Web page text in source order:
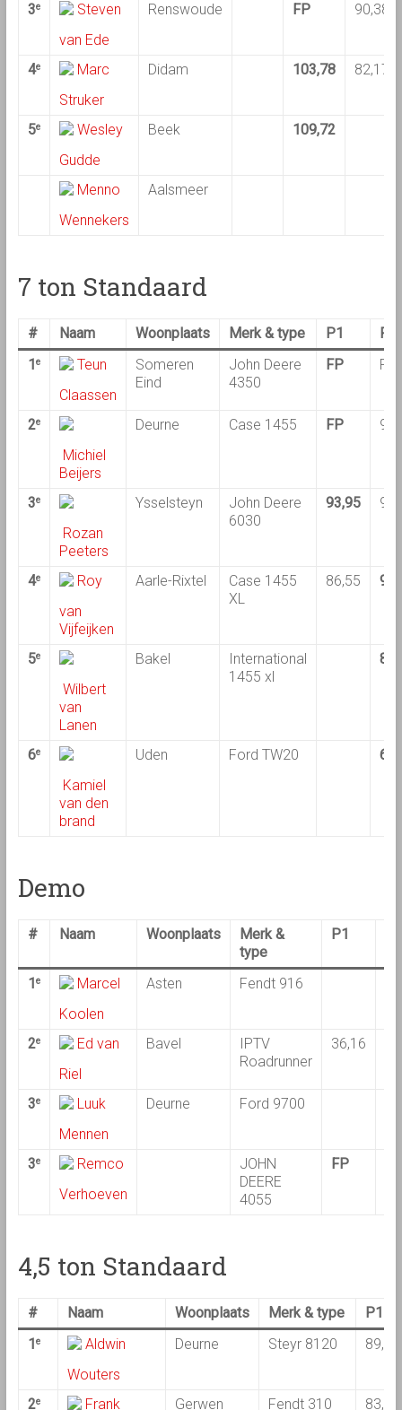
3e
Steven
van Ede
Renswoude FP 90,38
4e
Marc
Struker
Didam 103,78 82,17
5e
Wesley
Gudde
Beek 109,72
Menno
Wennekers
Aalsmeer
7 ton Standaard
# Naam Woonplaats Merk & type P1
P2
1 e
Teun
Claassen
Someren
Eind
John Deere
4350
FP FP
2e
Michiel
Beijers
Deurne Case 1455 FP
3e
Rozan
Peeters
Ysselsteyn
John Deere
6030
93,95
4e
Roy
van
Vijfeijken
Aarle-Rixtel
Case 1455
XL
86,55
5e
Wilbert
van
Lanen
Bakel
International
1455 xl
6e
Kamiel
van den
brand
Uden Ford TW20
Demo
# Naam Woonplaats
Merk &
type
P1
1 e
Marcel
Koolen
Asten Fendt 916
2e
Ed van
Riel
Bavel
IPTV
Roadrunner
36,16
3e
Luuk
Mennen
Deurne Ford 9700
3e
Remco
Verhoeven
JOHN
DEERE
4055
FP
4,5 ton Standaard
# Naam Woonplaats Merk & type
P1
1 e
Aldwin
Wouters
Deurne Steyr 8120 89,14
2e
Frank
Gerwen
Fendt 310
83,61